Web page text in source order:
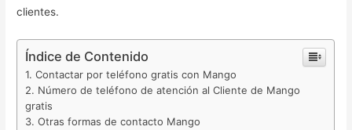
clientes.
Índice de Contenido
Contactar por teléfono gratis con Mango
Número de teléfono de atención al Cliente de Mango
gratis
Otras formas de contacto Mango